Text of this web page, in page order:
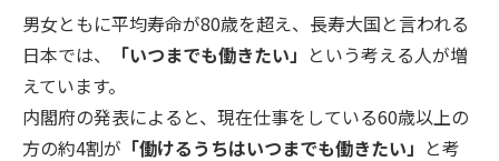
男女ともに平均寿命が80歳を超え、長寿大国と言われる
日本では、
「いつまでも働きたい」 という考える人が増
えています。
内閣府の発表によると、現在仕事をしている60歳以上の
方の約4割が 「働けるうちはいつまでも働きたい」 と考